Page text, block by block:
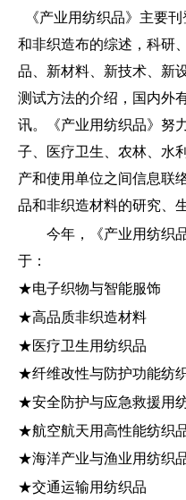
《产业用纺织品》主要
和非织造布的综述，科研
品、新材料、新技术、新
测试方法的介绍，国内外
讯。《产业用纺织品》努
子、医疗卫生、农林、水
产和使用单位之间信息联
品和非织造材料的研究、
今年，《产业用纺织
于：
★电子织物与智能服饰
★高品质非织造材料
★医疗卫生用纺织品
★纤维改性与防护功能纺
★安全防护与应急救援用
★航空航天用高性能纺织
★海洋产业与渔业用纺织
★交通运输用纺织品